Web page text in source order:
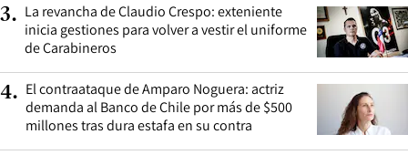
3. La revancha de Claudio Crespo: exteniente
inicia gestiones para volver a vestir el uniforme
de Carabineros
4. El contraataque de Amparo Noguera: actriz
demanda al Banco de Chile por más de $500
millones tras dura estafa en su contra